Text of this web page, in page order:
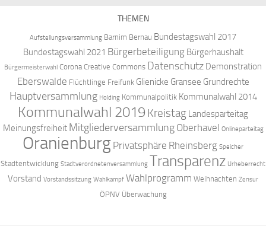
THEMEN
Aufstellungsversammlung Barnim Bernau Bundestagswahl 2017
Bundestagswahl 2021 Bürgerbeteiligung Bürgerhaushalt
Bürgermeisterwahl Corona Creative Commons Datenschutz Demonstration
Eberswalde Flüchtlinge Freifunk Glienicke Gransee Grundrechte
Hauptversammlung Holding Kommunalpolitik Kommunalwahl 2014
Kommunalwahl 2019 Kreistag Landesparteitag
Meinungsfreiheit Mitgliederversammlung Oberhavel Onlineparteitag
Oranienburg Privatsphäre Rheinsberg Speicher
Stadtentwicklung Stadtverordnetenversammlung Transparenz Urheberrecht
Vorstand Vorstandssitzung Wahlkampf Wahlprogramm Weihnachten Zensur
ÖPNV Überwachung